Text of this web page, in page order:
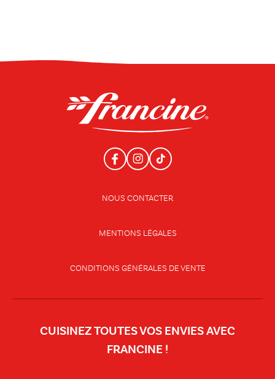
NOUS CONTACTER
MENTIONS LÉGALES
CONDITIONS GÉNÉRALES DE VENTE
CUISINEZ TOUTES VOS ENVIES AVEC
FRANCINE !